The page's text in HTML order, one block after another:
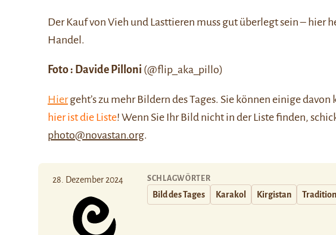
Der Kauf von Vieh und Lasttieren muss gut überlegt sein – hier
Handel.
Foto : Davide Pilloni (@flip_aka_pillo)
Hiergeht’s zu mehr Bildern des Tages. Sie können einige
hier ist die Liste! Wenn Sie Ihr Bild nicht in der Liste finden,
photo@novastan.org.
28. Dezember 2024 SCHLAGWÖRTER
Bild des Tages Karakol Kirgistan Tradition